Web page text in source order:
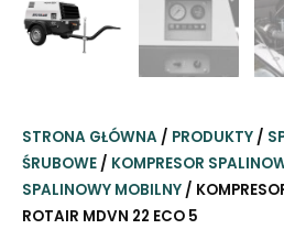
STRONA GŁÓWNA / PRODUKTY /
ŚRUBOWE / KOMPRESOR
SPALINOWY MOBILNY /
ROTAIR MDVN 22 ECO 5